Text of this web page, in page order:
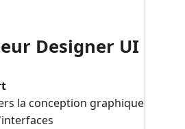
Designer UI
la conception graphique